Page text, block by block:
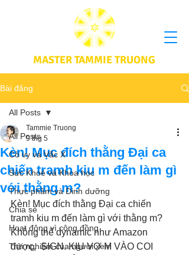
MASTER TAMMIE TRUONG
Bài đăng
All Posts
Cô vy và Vắc X
Sức Khoẻ và Khoa học
Thực phầm và Dinh dưỡng
Chia sẻ
Hoạt động vì cộng đồng
Trải nghiệm của người xem
All Posts
Kèn! Mục đích thằng Đại ca
chiến tramh kiu m đến làm gì
với thằng m?
Tammie Truong
9 thg 5
Kèn! Mục đích thằng Đại ca chiến
tramh kiu m đến làm gì với thằng m?
Không thể dynamic như Amazon
được,  SIGN. KIU VỢ M VÀO COI